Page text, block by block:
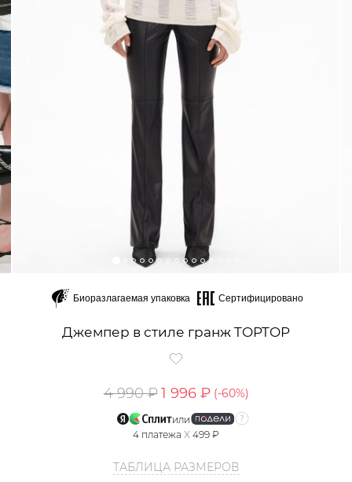
Биоразлагаемая упаковка Сертифицировано
Джемпер в стиле гранж TOPTOP
4 990 ₽ 1 996 ₽ (-60%)
или
4 платежа X 499 ₽
ТАБЛИЦА РАЗМЕРОВ